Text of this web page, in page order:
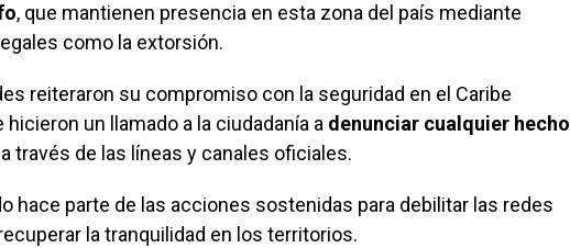
, que mantienen presencia en esta zona del país mediante
como la extorsión.
reiteraron su compromiso con la seguridad en el Caribe
hicieron un llamado a la ciudadanía a denunciar cualquier hecho
a través de las líneas y canales oficiales.
hace parte de las acciones sostenidas para debilitar las redes
la tranquilidad en los territorios.